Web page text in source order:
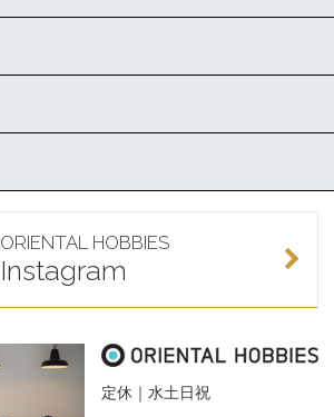
ORIENTAL HOBBIES
Instagram
定休｜水土日祝